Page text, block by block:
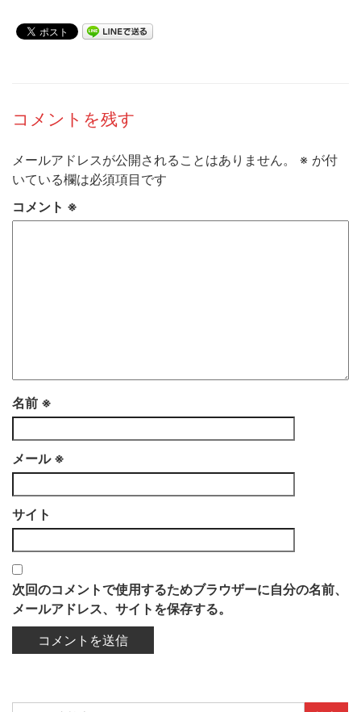
コメントを残す
メールアドレスが公開されることはありません。 ※ が付
いている欄は必須項目です
コメント ※
名前 ※
メール ※
サイト
次回のコメントで使用するためブラウザーに自分の名前、
メールアドレス、サイトを保存する。